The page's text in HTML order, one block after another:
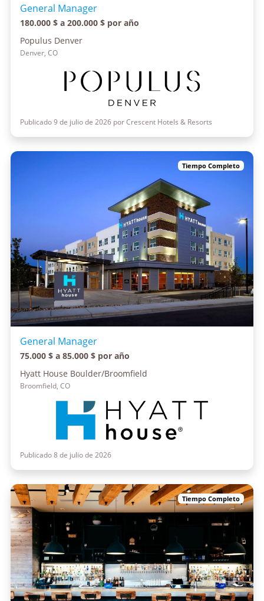
General Manager
180.000 $ a 200.000 $ por año
Populus Denver
Denver, CO
Publicado 9 de julio de 2026 por Crescent Hotels & Resorts
Tiempo Completo
General Manager
75.000 $ a 85.000 $ por año
Hyatt House Boulder/Broomfield
Broomfield, CO
Publicado 8 de julio de 2026
Tiempo Completo